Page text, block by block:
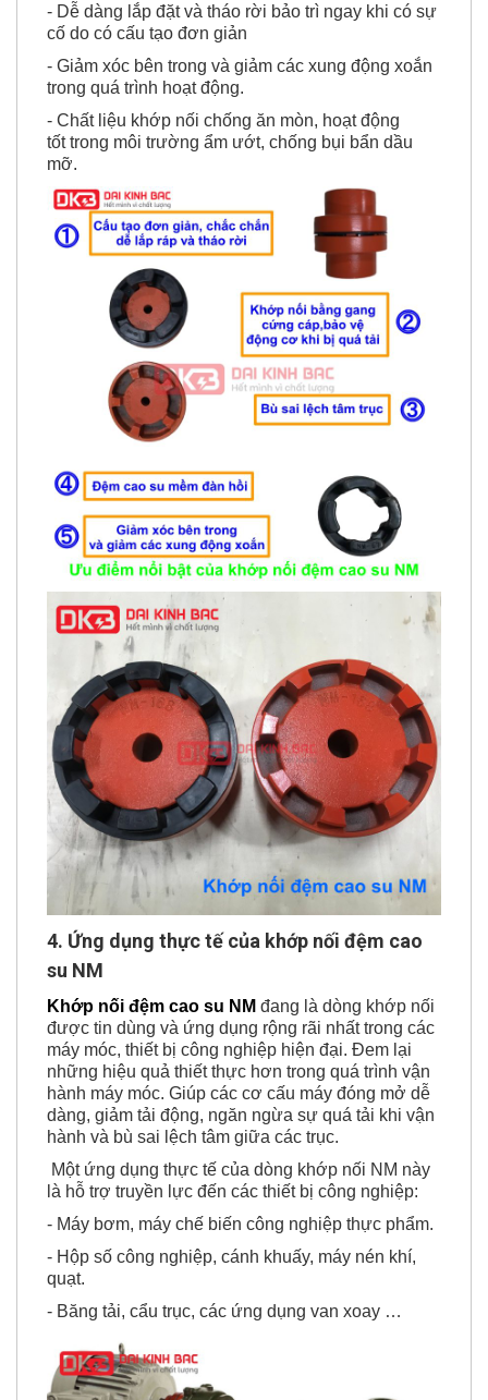
- Dễ dàng lắp đặt và tháo rời bảo trì ngay khi có sự
cố do có cấu tạo đơn giản
- Giảm xóc bên trong và giảm các xung động xoắn
trong quá trình hoạt động.
- Chất liệu khớp nối chống ăn mòn, hoạt động
tốt trong môi trường ẩm ướt, chống bụi bẩn dầu
mỡ.
4. Ứng dụng thực tế của khớp nối đệm cao
su NM
Khớp nối đệm cao su NM đang là dòng khớp nối
được tin dùng và ứng dụng rộng rãi nhất trong các
máy móc, thiết bị công nghiệp hiện đại. Đem lại
những hiệu quả thiết thực hơn trong quá trình vận
hành máy móc. Giúp các cơ cấu máy đóng mở dễ
dàng, giảm tải động, ngăn ngừa sự quá tải khi vận
hành và bù sai lệch tâm giữa các trục.
Một ứng dụng thực tế của dòng khớp nối NM này
là hỗ trợ truyền lực đến các thiết bị công nghiệp:
- Máy bơm, máy chế biến công nghiệp thực phẩm.
- Hộp số công nghiệp, cánh khuấy, máy nén khí,
quạt.
- Băng tải, cẩu trục, các ứng dụng van xoay …